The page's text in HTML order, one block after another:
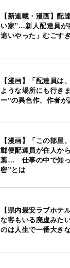
【新連載・漫画】配
い家”…新人配達員が
追いやった」むごす
【漫画】「配達員は
ような場所にも行き
ー”の異色作、作者が
【漫画】「この部屋
郵便配達員が住人か
葉… 仕事の中で知っ
密”とは
【県内最安ラブホテ
な客もいる廃虚みた
のは人生で一番大き